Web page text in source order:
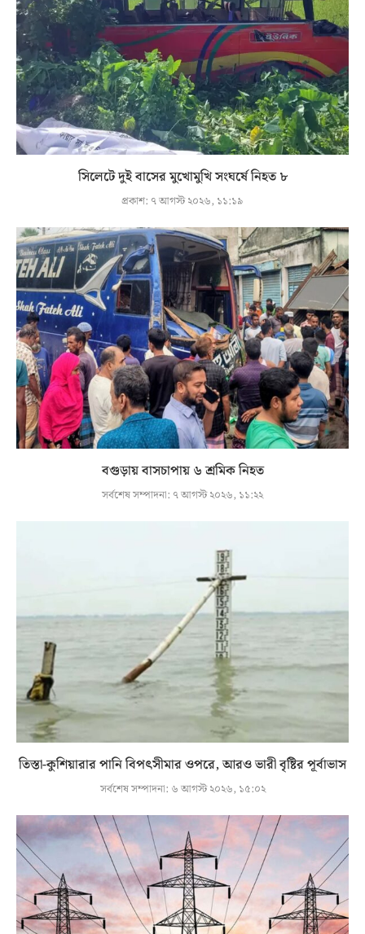
সিলেটে দুই বাসের মুখোমুখি সংঘর্ষে নিহত ৮
প্রকাশ: ৭ আগস্ট ২০২৬, ১১:১৯
বগুড়ায় বাসচাপায় ৬ শ্রমিক নিহত
সর্বশেষ সম্পাদনা: ৭ আগস্ট ২০২৬, ১১:২২
তিস্তা-কুশিয়ারার পানি বিপৎসীমার ওপরে, আরও ভারী বৃষ্টির পূর্বাভাস
সর্বশেষ সম্পাদনা: ৬ আগস্ট ২০২৬, ১৫:০২